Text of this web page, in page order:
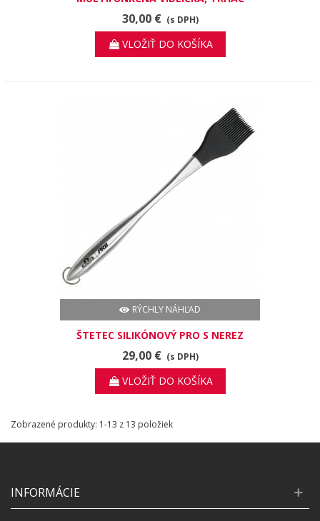
MÄSA
30,00 € (s DPH)
VLOŽIŤ DO KOŠÍKA
RÝCHLY NÁHĽAD
ŠTETEC SILIKÓNOVÝ PRO S NEREZ
DRŽIAKOM 11,5
29,00 € (s DPH)
VLOŽIŤ DO KOŠÍKA
Zobrazené produkty: 1-13 z 13 položiek
INFORMÁCIE